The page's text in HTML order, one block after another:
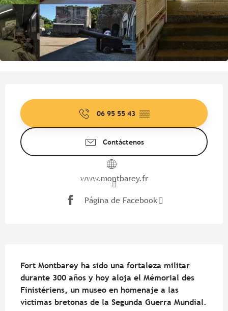
06 95 55 43 ▒▒
Contáctenos
www.montbarey.fr
Página de Facebook
Fort Montbarey ha sido una fortaleza militar
durante 300 años y hoy aloja el Mémorial des
Finistériens, un museo en homenaje a las
víctimas bretonas de la Segunda Guerra Mundial.